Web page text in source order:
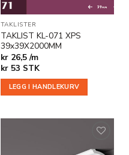
TAKLISTER
TAKLIST KL-071 XPS
39x39X2000MM
kr 26,5 /m
kr53 STK
LEGG I HANDLEKURV